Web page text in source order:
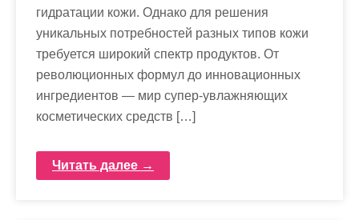
гидратации кожи. Однако для решения
уникальных потребностей разных типов кожи
требуется широкий спектр продуктов. От
революционных формул до инновационных
ингредиентов — мир супер-увлажняющих
косметических средств […]
Читать далее →